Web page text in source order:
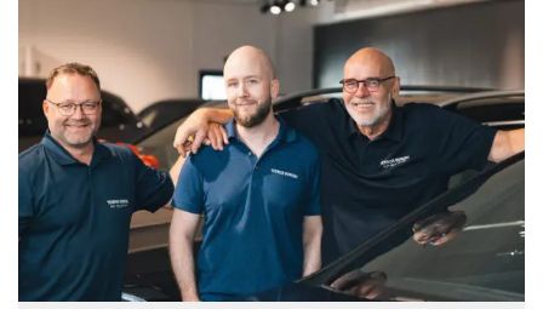
michael.joergensen@tbureau.no
borge.hammer.eilertsen@tbureau.no
ØKONOMIANSVARLIG
Trine Amundsen
45 39 36 10
trine.amundsen@tbureau.no